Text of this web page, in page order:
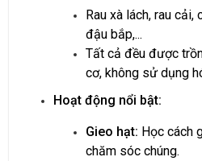
Rau xà lách, rau cải,
đậu bắp,...
Tất cả đều được
cơ, không sử dụng
Hoạt động nổi bật:
Gieo hạt: Học cách
chăm sóc chúng.